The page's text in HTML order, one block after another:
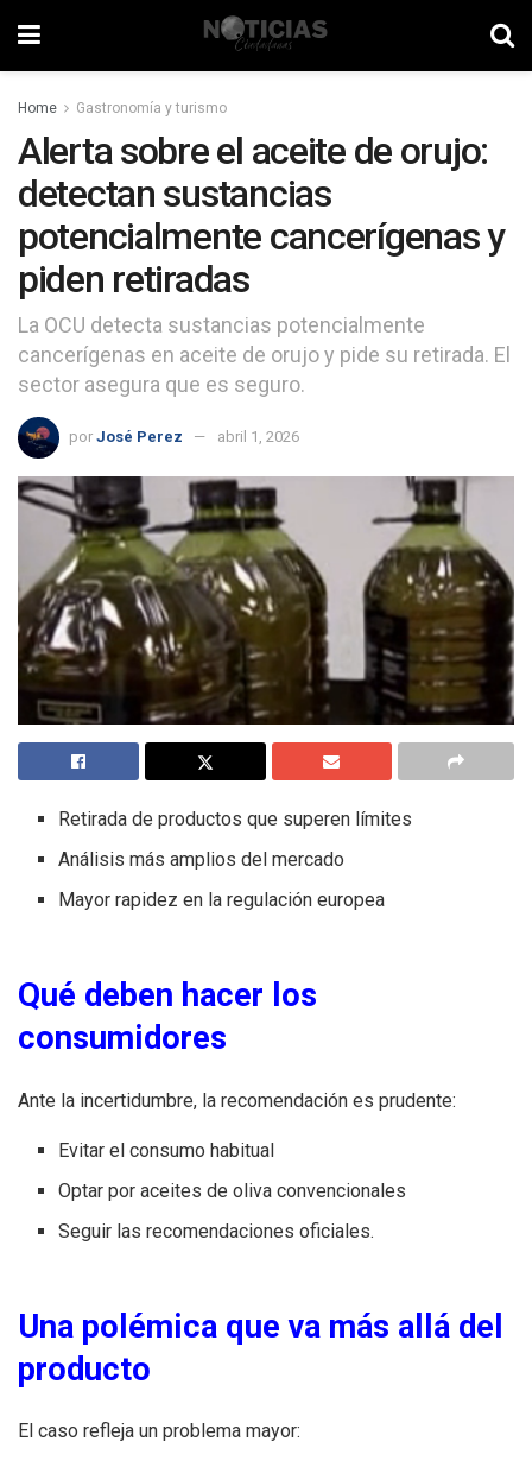
Home Gastronomía y turismo
Alerta sobre el aceite de orujo:
detectan sustancias
potencialmente cancerígenas y
piden retiradas
La OCU detecta sustancias potencialmente
cancerígenas en aceite de orujo y pide su retirada. El
sector asegura que es seguro.
por José Perez abril 1, 2026
Retirada de productos que superen límites
Análisis más amplios del mercado
Mayor rapidez en la regulación europea
Qué deben hacer los
consumidores
Ante la incertidumbre, la recomendación es prudente:
Evitar el consumo habitual
Optar por aceites de oliva convencionales
Seguir las recomendaciones oficiales.
Una polémica que va más allá del
producto
El caso refleja un problema mayor: